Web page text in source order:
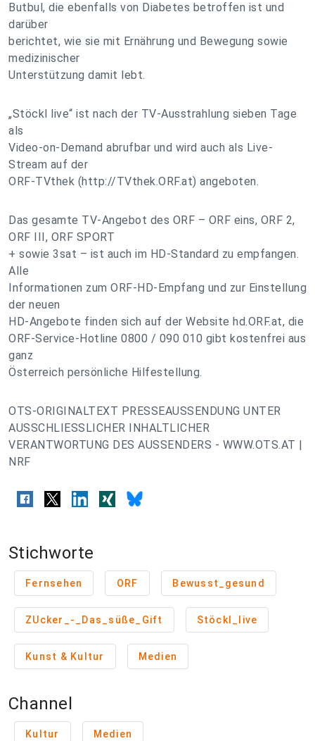
Butbul, die ebenfalls von Diabetes betroffen ist und
darüber
berichtet, wie sie mit Ernährung und Bewegung sowie
medizinischer
Unterstützung damit lebt.
„Stöckl live“ ist nach der TV-Ausstrahlung sieben Tage
als
Video-on-Demand abrufbar und wird auch als Live-
Stream auf der
ORF-TVthek (http://TVthek.ORF.at) angeboten.
Das gesamte TV-Angebot des ORF – ORF eins, ORF 2,
ORF III, ORF SPORT
+ sowie 3sat – ist auch im HD-Standard zu empfangen.
Alle
Informationen zum ORF-HD-Empfang und zur Einstellung
der neuen
HD-Angebote finden sich auf der Website hd.ORF.at, die
ORF-Service-Hotline 0800 / 090 010 gibt kostenfrei aus
ganz
Österreich persönliche Hilfestellung.
OTS-ORIGINALTEXT PRESSEAUSSENDUNG UNTER
AUSSCHLIESSLICHER INHALTLICHER
VERANTWORTUNG DES AUSSENDERS - WWW.OTS.AT |
NRF
Stichworte
Fernsehen ORF Bewusst_gesund
ZUcker_-_Das_süße_Gift Stöckl_live
Kunst & Kultur Medien
Channel
Kultur Medien